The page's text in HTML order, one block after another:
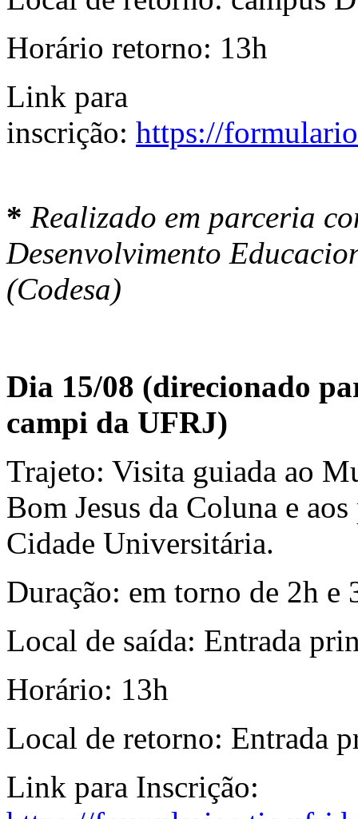
Horário retorno: 13h
Link para
inscrição: https://
* Realizado em parceria
Desenvolvimento
(Codesa)
Dia 15/08 (direcionado
campi da UFRJ)
Trajeto: Visita guiada ao
Bom Jesus da Coluna e
Cidade Universitária.
Duração: em torno de 2h e
Local de saída: Entrada
Horário: 13h
Local de retorno: Entrada
Link para Inscrição: